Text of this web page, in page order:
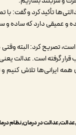
تأکید کرد و گفت: با
و عمیقی دارد که
است، تصریح کرد: البته
گرفته است. عدالت
ایرانی‌ها تلاش کنیم
عدالتعدالت در درماننظام